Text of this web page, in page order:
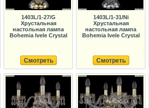
1403L/1-27/G
Хрустальная
настольная лампа
Bohemia Ivele Crystal
Смотреть
1403L/1-31/Ni
Хрустальная
настольная лампа
Bohemia Ivele Crystal
Смотреть